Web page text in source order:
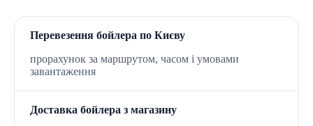
Перевезення бойлера по Києву
прорахунок за маршрутом, часом і умовами
завантаження
Доставка бойлера з магазину